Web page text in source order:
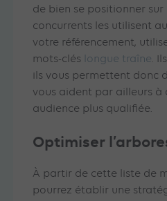
de bien se positionner sur
concurrents les utilisent
votre référencement,
mots-clés
longue traîne.
ils vous permettent donc
vous aident par ailleurs à
audience plus qualifiée.
Optimiser
À partir de cette liste de
pourrez établir une